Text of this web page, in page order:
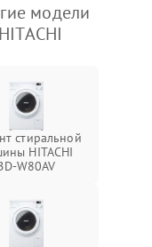
модели
стиральной
HITACHI
W80AV